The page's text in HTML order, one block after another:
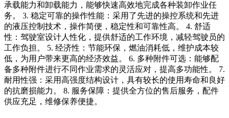
承载能力和卸载能力，能够快速高效地完成各种装卸作业任
务。 3. 稳定可靠的操作性能：采用了先进的操控系统和先进
的液压控制技术，操作简便，稳定性和可靠性高。 4. 舒适
性：驾驶室设计人性化，提供舒适的工作环境，减轻驾驶员的
工作负担。 5. 经济性：节能环保，燃油消耗低，维护成本较
低，为用户带来更高的经济效益。 6. 多种附件可选：能够配
备多种附件进行不同作业需求的灵活应对，提高多功能性。 7.
耐用性强：采用高强度结构设计，具有较长的使用寿命和良好
的抗磨损能力。 8. 服务保障：提供全方位的售后服务，配件
供应充足，维修保养便捷。